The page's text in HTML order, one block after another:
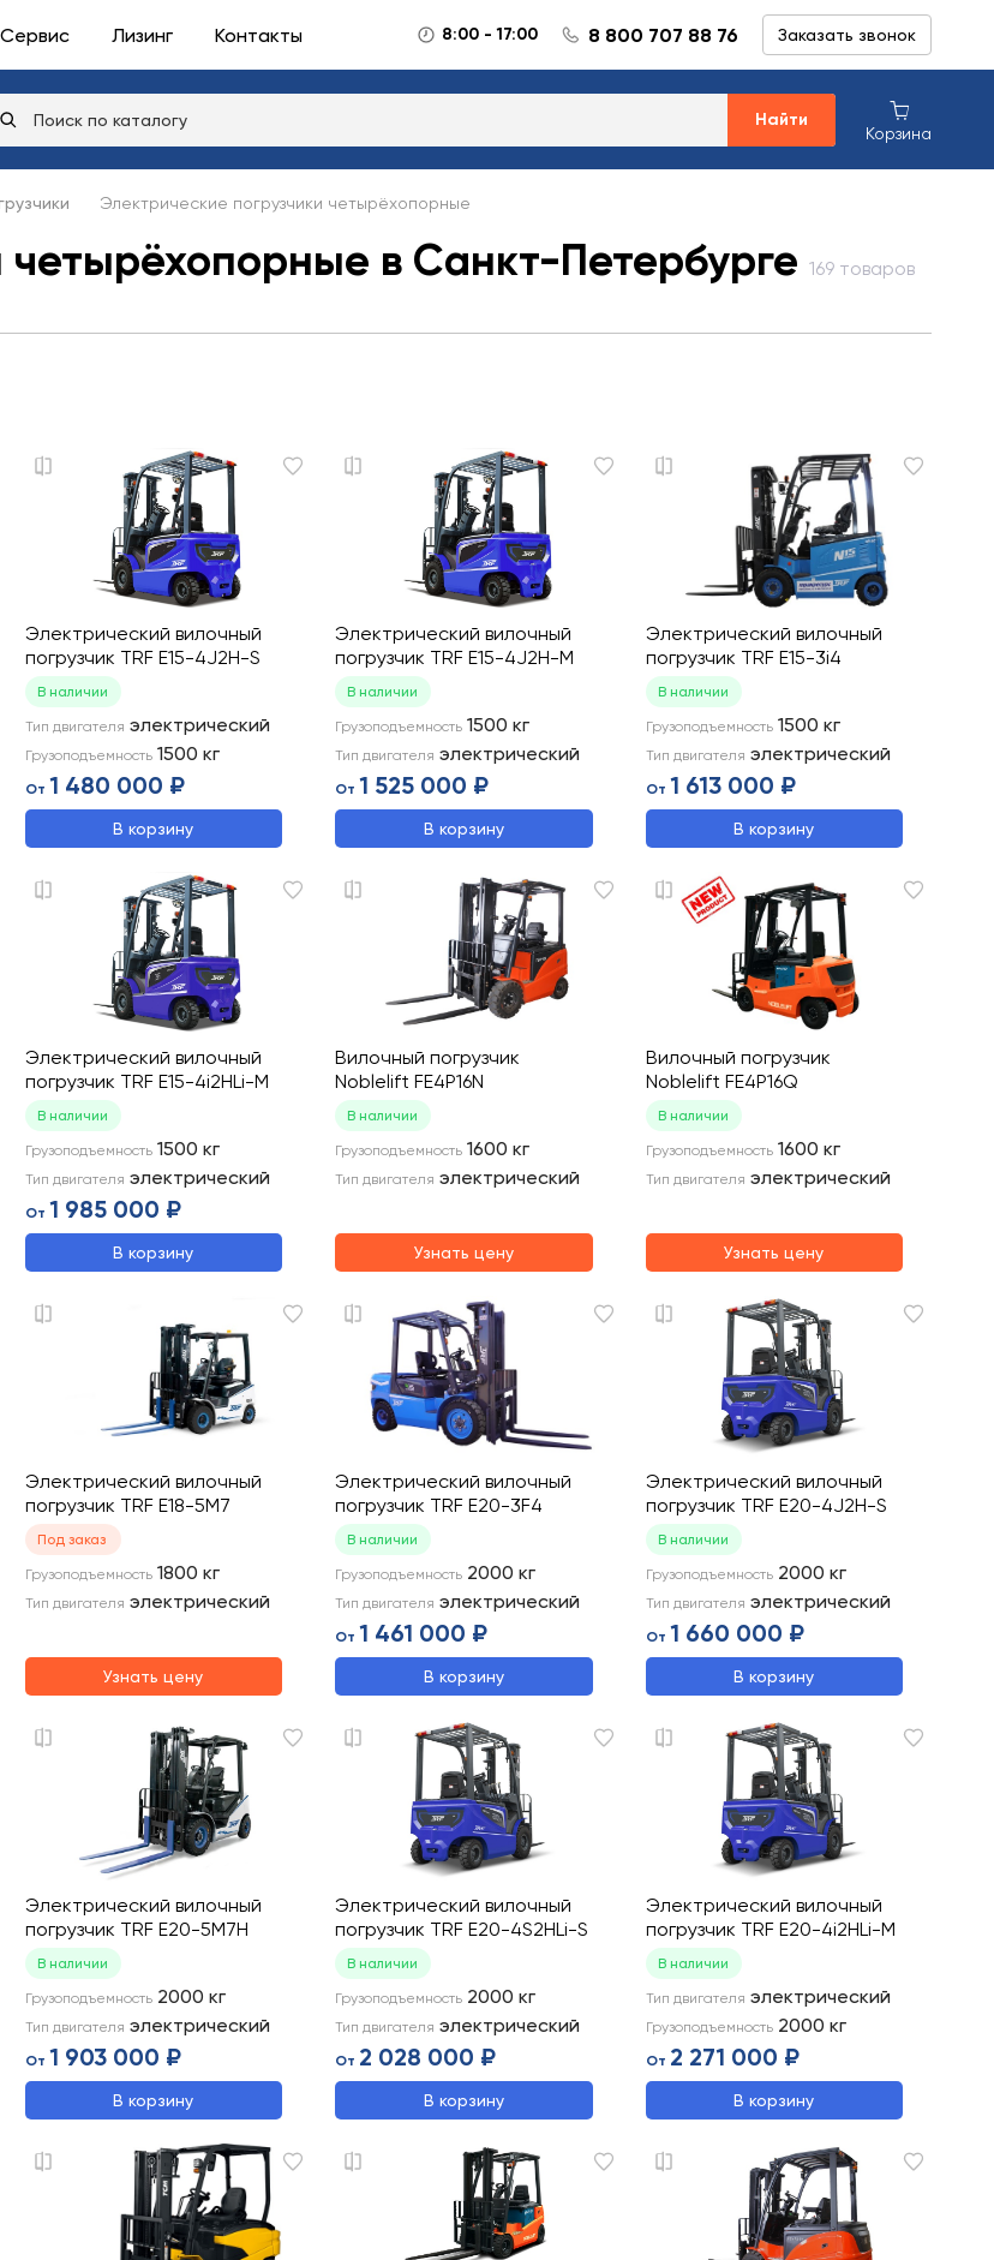
Сервис Лизинг Контакты 8:00 - 17:00 8 800 707 88 76 Заказать звонок
Найти
Корзина
Электрические погрузчики четырёхопорные
четырёхопорные в Санкт-Петербурге 169 товаров
Электрический вилочный
погрузчик TRF E15-4J2H-S
В наличии
Тип двигателя электрический
Грузоподъемность 1500 кг
От 1 480 000 ₽
В корзину
Электрический вилочный
погрузчик TRF E15-4J2H-M
В наличии
Грузоподъемность 1500 кг
Тип двигателя электрический
От 1 525 000 ₽
В корзину
Электрический вилочный
погрузчик TRF E15-3i4
В наличии
Грузоподъемность 1500 кг
Тип двигателя электрический
От 1 613 000 ₽
В корзину
Электрический вилочный
погрузчик TRF E15-4i2HLi-M
В наличии
Грузоподъемность 1500 кг
Тип двигателя электрический
От 1 985 000 ₽
В корзину
Вилочный погрузчик
Noblelift FE4P16N
В наличии
Грузоподъемность 1600 кг
Тип двигателя электрический
Узнать цену
Вилочный погрузчик
Noblelift FE4P16Q
В наличии
Грузоподъемность 1600 кг
Тип двигателя электрический
Узнать цену
Электрический вилочный
погрузчик TRF E18-5M7
Под заказ
Грузоподъемность 1800 кг
Тип двигателя электрический
Узнать цену
Электрический вилочный
погрузчик TRF E20-3F4
В наличии
Грузоподъемность 2000 кг
Тип двигателя электрический
От 1 461 000 ₽
В корзину
Электрический вилочный
погрузчик TRF E20-4J2H-S
В наличии
Грузоподъемность 2000 кг
Тип двигателя электрический
От 1 660 000 ₽
В корзину
Электрический вилочный
погрузчик TRF E20-5M7H
В наличии
Грузоподъемность 2000 кг
Тип двигателя электрический
От 1 903 000 ₽
В корзину
Электрический вилочный
погрузчик TRF E20-4S2HLi-S
В наличии
Грузоподъемность 2000 кг
Тип двигателя электрический
От 2 028 000 ₽
В корзину
Электрический вилочный
погрузчик TRF E20-4i2HLi-M
В наличии
Тип двигателя электрический
Грузоподъемность 2000 кг
От 2 271 000 ₽
В корзину